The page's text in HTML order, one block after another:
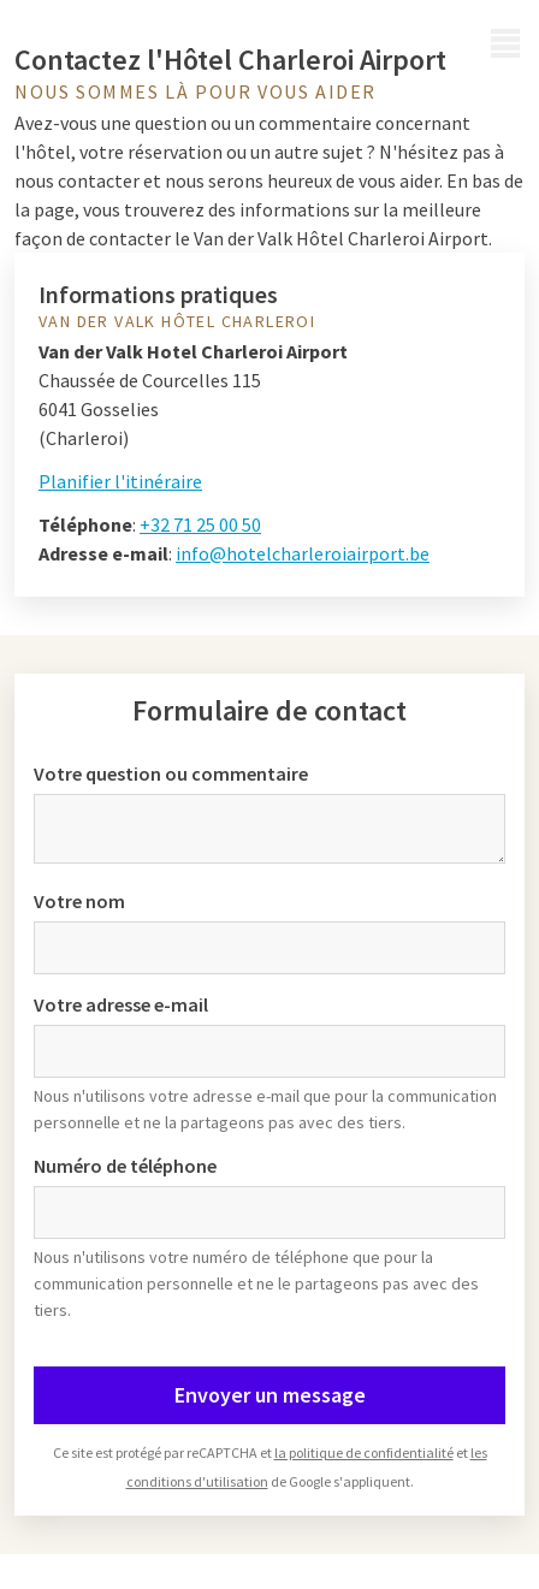
Contactez l'Hôtel Charleroi Airport
NOUS SOMMES LÀ POUR VOUS AIDER
Avez-vous une question ou un commentaire concernant
l'hôtel, votre réservation ou un autre sujet ? N'hésitez pas à
nous contacter et nous serons heureux de vous aider. En bas de
la page, vous trouverez des informations sur la meilleure
façon de contacter le Van der Valk Hôtel Charleroi Airport.
Informations pratiques
VAN DER VALK HÔTEL CHARLEROI
Van der Valk Hotel Charleroi Airport
Chaussée de Courcelles 115
6041 Gosselies
(Charleroi)
Planifier l'itinéraire
Téléphone: +32 71 25 00 50
Adresse e-mail: info@hotelcharleroiairport.be
Formulaire de contact
Votre question ou commentaire
Votre nom
Votre adresse e-mail
Nous n'utilisons votre adresse e-mail que pour la communication
personnelle et ne la partageons pas avec des tiers.
Numéro de téléphone
Nous n'utilisons votre numéro de téléphone que pour la
communication personnelle et ne le partageons pas avec des
tiers.
Envoyer un message
Ce site est protégé par reCAPTCHA et la politique de confidentialitéet les
conditions d'utilisation de Google s'appliquent.